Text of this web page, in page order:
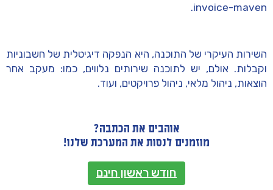
invoice-maven.
השירות העיקרי של התוכנה, היא הנפקה דיגיטלית של חשבוניות
וקבלות. אולם, יש לתוכנה שירותים נלווים, כמו: מעקב אחר
הוצאות, ניהול מלאי, ניהול פרויקטים, ועוד.
אוהבים את הכתבה?
מוזמנים לנסות את המערכת שלנו!
חודש ראשון חינם